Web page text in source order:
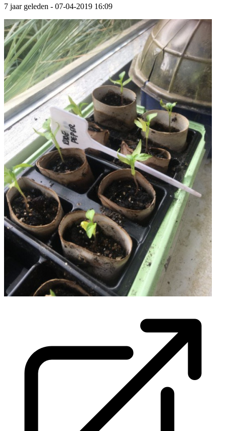
7 jaar geleden - 07-04-2019 16:09